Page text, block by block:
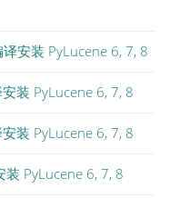
安装 PyLucene 6, 7, 8
装 PyLucene 6, 7, 8
装 PyLucene 6, 7, 8
PyLucene 6, 7, 8